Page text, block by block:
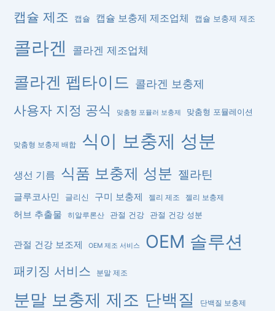
캡슐 제조 캡슐 캡슐 보충제 제조업체 캡슐 보충제 제조
콜라겐 콜라겐 제조업체
콜라겐 펩타이드 콜라겐 보충제
사용자 지정 공식 맞춤형 포뮬러 보충제 맞춤형 포뮬레이션
맞춤형 보충제 배합 식이 보충제 성분
생선 기름 식품 보충제 성분 젤라틴
글루코사민 글리신 구미 보충제 젤리 제조 젤리 보충제
허브 추출물 히알루론산 관절 건강 관절 건강 성분
관절 건강 보조제 OEM 제조 서비스 OEM 솔루션
패키징 서비스 분말 제조
분말 보충제 제조 단백질 단백질 보충제